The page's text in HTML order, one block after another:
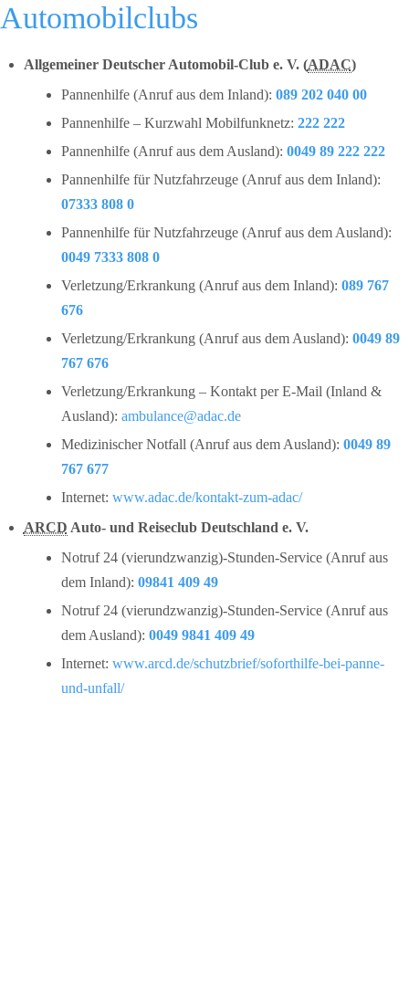
Automobilclubs
Allgemeiner Deutscher Automobil-Club e. V. (ADAC)
Pannenhilfe (Anruf aus dem Inland):089 202 040 00
Pannenhilfe – Kurzwahl Mobilfunknetz:222 222
Pannenhilfe (Anruf aus dem Ausland):0049 89 222 222
Pannenhilfe für Nutzfahrzeuge (Anruf aus dem Inland):
07333 808 0
Pannenhilfe für Nutzfahrzeuge (Anruf aus dem Ausland):
0049 7333 808 0
Verletzung/Erkrankung (Anruf aus dem Inland):089 767
676
Verletzung/Erkrankung (Anruf aus dem Ausland):0049 89
767 676
Verletzung/Erkrankung – Kontakt per E-Mail (Inland &
Ausland):ambulance@adac.de
Medizinischer Notfall (Anruf aus dem Ausland):0049 89
767 677
Internet:www.adac.de/kontakt-zum-adac/
ARCD Auto- und Reiseclub Deutschland e. V.
Notruf 24 (vierundzwanzig)-Stunden-Service (Anruf aus
dem Inland):09841 409 49
Notruf 24 (vierundzwanzig)-Stunden-Service (Anruf aus
dem Ausland):0049 9841 409 49
Internet:www.arcd.de/schutzbrief/soforthilfe-bei-panne-
und-unfall/